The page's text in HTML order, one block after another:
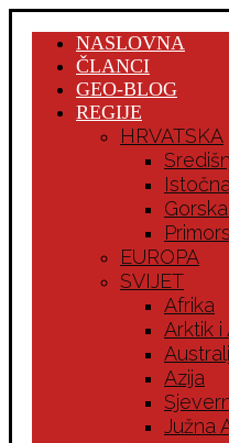
NASLOVNA
ČLANCI
GEO-BLOG
REGIJE
HRVATSKA
EUROPA
SVIJET
Afrika
Arktik i
Azija
Južna